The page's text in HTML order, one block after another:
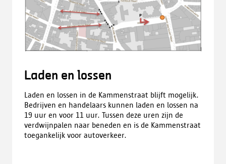
Laden en lossen
Laden en lossen in de Kammenstraat blijft mogelijk.
Bedrijven en handelaars kunnen laden en lossen na
19 uur en voor 11 uur. Tussen deze uren zijn de
verdwijnpalen naar beneden en is de Kammenstraat
toegankelijk voor autoverkeer.